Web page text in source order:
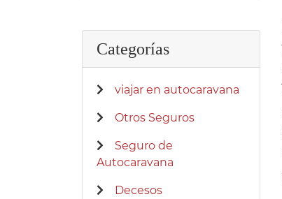
Categorías
viajar en autocaravana
Otros Seguros
Seguro de
Autocaravana
Decesos